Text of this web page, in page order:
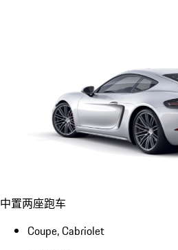
中置两座跑车
Coupe, Cabriolet